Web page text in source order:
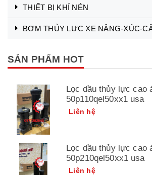
THIẾT BỊ KHÍ NÉN
BƠM THỦY LỰC XE NÂNG-XÚC-
SẢN PHẨM HOT
Lọc dầu thủy lực cao
50p110qel50xx1 usa
Liên hệ
Lọc dầu thủy lực cao
50p210qel50xx1 usa
Liên hệ